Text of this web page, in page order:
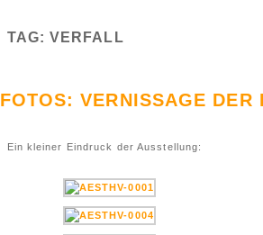
TAG: VERFALL
FOTOS: VERNISSAGE DER
Ein kleiner Eindruck der Ausstellung: